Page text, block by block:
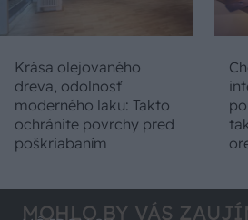
Krása olejovaného
dreva, odolnosť
moderného laku: Takto
ochránite povrchy pred
poškriabaním
MOHLO BY VÁS